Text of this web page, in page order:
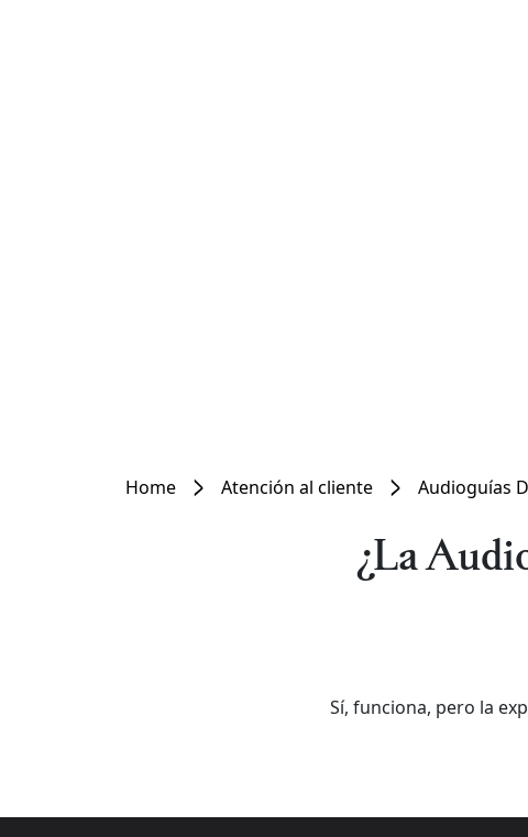
Home Atención al cliente Audioguías
¿La
Sí, funciona, pero la